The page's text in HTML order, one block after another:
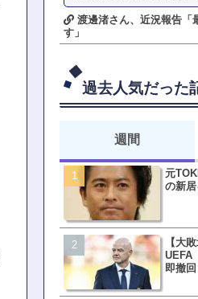
渡邊渚さん、近況報告「
す」
過去人気だった
週間
元
の新
【大
UEFA
即撤